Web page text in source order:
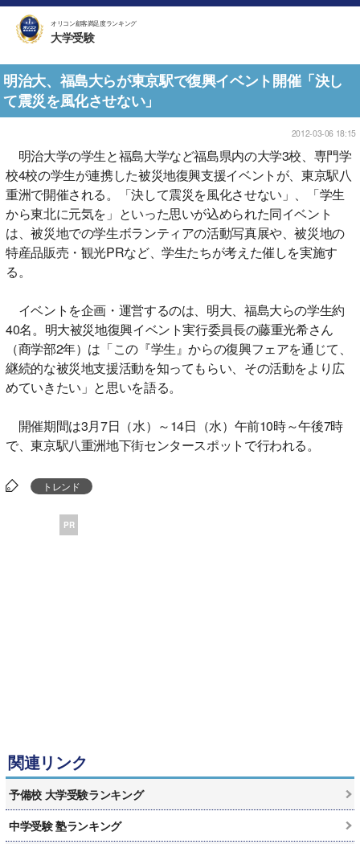
オリコン顧客満足度ランキング
大学受験
明治大、福島大らが東京駅で復興イベント開催「決し
て震災を風化させない」
2012-03-06 18:15
明治大学の学生と福島大学など福島県内の大学3校、専門学
校4校の学生が連携した被災地復興支援イベントが、東京駅八
重洲で開催される。「決して震災を風化させない」、「学生
から東北に元気を」といった思いが込められた同イベント
は、被災地での学生ボランティアの活動写真展や、被災地の
特産品販売・観光PRなど、学生たちが考えた催しを実施す
る。
イベントを企画・運営するのは、明大、福島大らの学生約
40名。明大被災地復興イベント実行委員長の藤重光希さん
（商学部2年）は「この『学生』からの復興フェアを通じて、
継続的な被災地支援活動を知ってもらい、その活動をより広
めていきたい」と思いを語る。
開催期間は3月7日（水）～14日（水）午前10時～午後7時
で、東京駅八重洲地下街センタースポットで行われる。
トレンド
PR
関連リンク
予備校 大学受験ランキング
中学受験 塾ランキング